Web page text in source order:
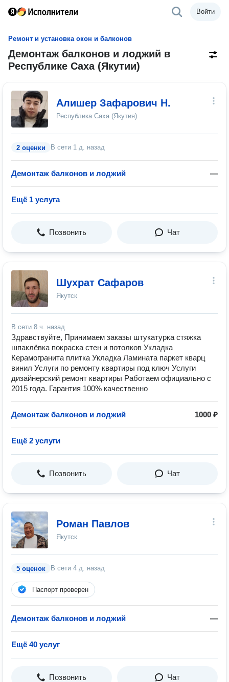
Войти
Ремонт и установка окон и балконов
Демонтаж балконов и лоджий в
Республике Саха (Якутии)
Алишер Зафарович Н.
Республика Саха (Якутия)
2 оценки В сети 1 д. назад
Демонтаж балконов и лоджий —
Ещё 1 услуга
Позвонить Чат
Шухрат Сафаров
Якутск
В сети 8 ч. назад
Здравствуйте, Принимаем заказы штукатурка стяжка
шпаклёвка покраска стен и потолков Укладка
Керамогранита плитка Укладка Ламината паркет кварц
винил Услуги по ремонту квартиры под ключ Услуги
дизайнерский ремонт квартиры Работаем официально с
2015 года. Гарантия 100% качественно
Демонтаж балконов и лоджий 1000 ₽
Ещё 2 услуги
Позвонить Чат
Роман Павлов
Якутск
5 оценок В сети 4 д. назад
Паспорт проверен
Демонтаж балконов и лоджий —
Ещё 40 услуг
Позвонить Чат